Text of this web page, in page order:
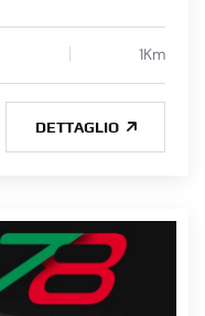
1Km
DETTAGLIO